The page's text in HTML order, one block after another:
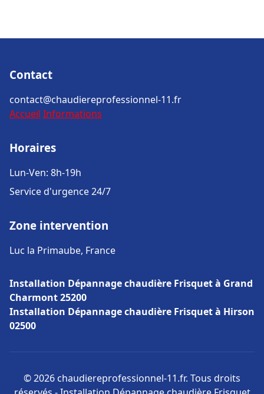
Contact
contact@chaudiereprofessionnel-11.fr
Accueil Informations
Horaires
Lun-Ven: 8h-19h
Service d'urgence 24/7
Zone intervention
Luc la Primaube, France
Installation Dépannage chaudière Frisquet à Grand
Charmont 25200
Installation Dépannage chaudière Frisquet à Hirson
02500
© 2026 chaudiereprofessionnel-11.fr. Tous droits